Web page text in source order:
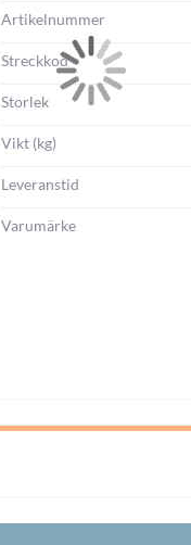
Mer
information:
Artikelnummer
Streckkod
Storlek
Vikt (kg)
Leveranstid
Varumärke